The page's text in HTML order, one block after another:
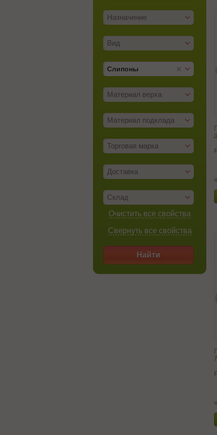
Назначение
Вид
Слипоны
Материал верха
Материал подклада
Торговая марка
Доставка
Склад
Очистить все свойства
Свернуть все свойства
Найти